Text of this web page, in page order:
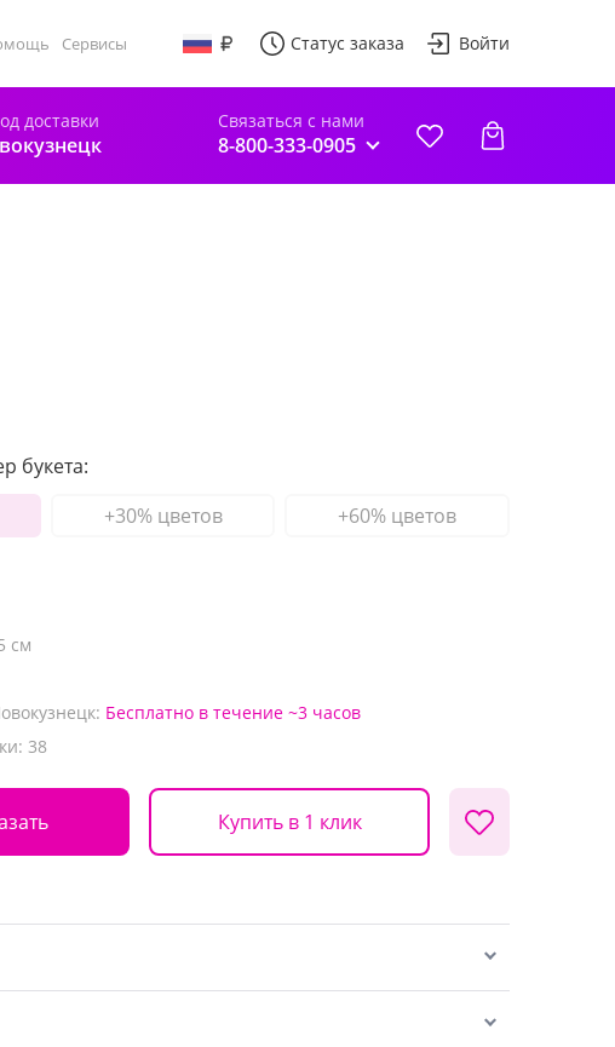
Сервисы Статус заказа Войти
доставки Связаться с нами
8-800-333-0905
букета:
+30% цветов +60% цветов
см
Бесплатно в течение ~3 часов
38
Купить в 1 клик